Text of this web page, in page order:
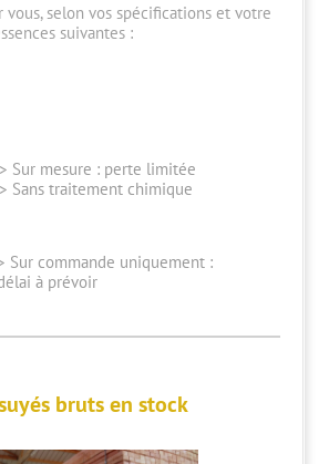
vous, selon vos spécifications et votre
suivantes :
> Sur mesure : perte limitée
> Sans traitement chimique
Sur commande uniquement :
à prévoir
bruts en stock